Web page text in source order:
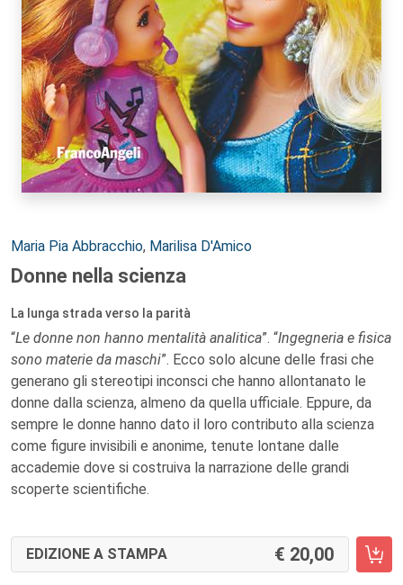
Autori:
Maria Pia Abbracchio, Marilisa D'Amico
Donne nella scienza
La lunga strada verso la parità
“Le donne non hanno mentalità analitica”. “Ingegneria e fisica
sono materie da maschi”. Ecco solo alcune delle frasi che
generano gli stereotipi inconsci che hanno allontanato le
donne dalla scienza, almeno da quella ufficiale. Eppure, da
sempre le donne hanno dato il loro contributo alla scienza
come figure invisibili e anonime, tenute lontane dalle
accademie dove si costruiva la narrazione delle grandi
scoperte scientifiche.
EDIZIONE A STAMPA 20,00